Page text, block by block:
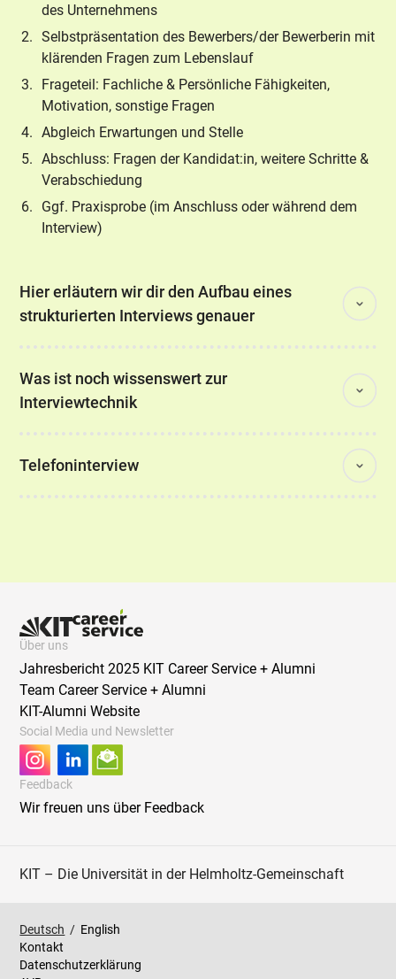
des Unternehmens
Selbstpräsentation des Bewerbers/der Bewerberin mit
klärenden Fragen zum Lebenslauf
Frageteil: Fachliche & Persönliche Fähigkeiten,
Motivation, sonstige Fragen
Abgleich Erwartungen und Stelle
Abschluss: Fragen der Kandidat:in, weitere Schritte &
Verabschiedung
Ggf. Praxisprobe (im Anschluss oder während dem
Interview)
Hier erläutern wir dir den Aufbau eines
strukturierten Interviews genauer
Was ist noch wissenswert zur
Interviewtechnik
Telefoninterview
Über uns
Jahresbericht 2025 KIT Career Service + Alumni
Team Career Service + Alumni
KIT-Alumni Website
Social Media und Newsletter
Feedback
Wir freuen uns über Feedback
KIT – Die Universität in der Helmholtz-Gemeinschaft
Deutsch / English
Kontakt
Datenschutzerklärung